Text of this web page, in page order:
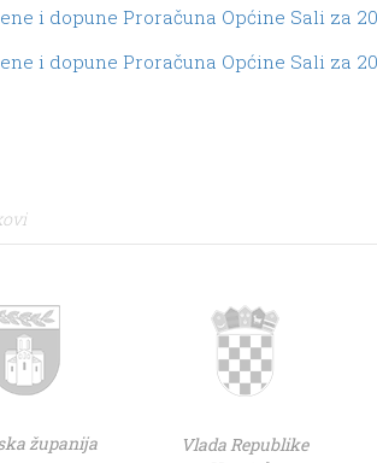
i dopune Proračuna Općine Sali za
i dopune Proračuna Općine Sali za
županija
Vlada Republike